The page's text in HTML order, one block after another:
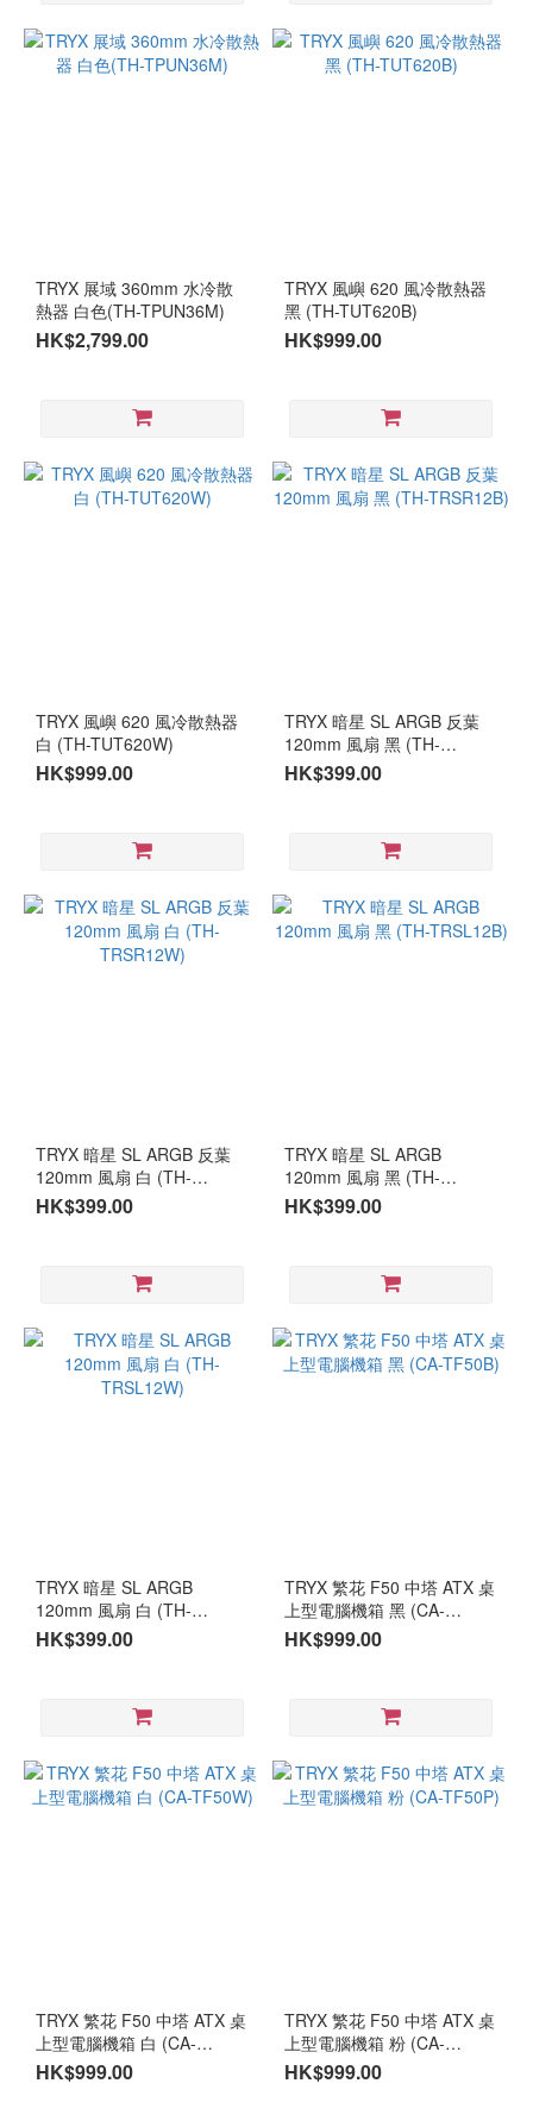
TRYX 展域 360mm 水冷散
熱器 白色(TH-TPUN36M)
HK$2,799.00
TRYX 風嶼 620 風冷散熱器
黑 (TH-TUT620B)
HK$999.00
TRYX 風嶼 620 風冷散熱器
白 (TH-TUT620W)
HK$999.00
TRYX 暗星 SL ARGB 反葉
120mm 風扇 黑 (TH-
TRSR12B)
HK$399.00
TRYX 暗星 SL ARGB 反葉
120mm 風扇 白 (TH-
TRSR12W)
HK$399.00
TRYX 暗星 SL ARGB
120mm 風扇 黑 (TH-
TRSL12B)
HK$399.00
TRYX 暗星 SL ARGB
120mm 風扇 白 (TH-
TRSL12W)
HK$399.00
TRYX 繁花 F50 中塔 ATX 桌
上型電腦機箱 黑 (CA-
TF50B)
HK$999.00
TRYX 繁花 F50 中塔 ATX 桌
上型電腦機箱 白 (CA-
TF50W)
HK$999.00
TRYX 繁花 F50 中塔 ATX 桌
上型電腦機箱 粉 (CA-
TF50P)
HK$999.00